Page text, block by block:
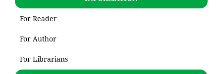
For Reader
For Author
For Librarians